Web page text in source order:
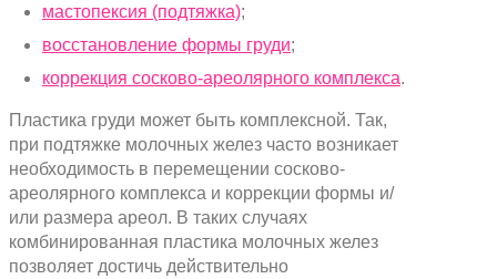
мастопексия (подтяжка);
восстановление формы груди;
коррекция сосково-ареолярного комплекса.
Пластика груди может быть комплексной. Так,
при подтяжке молочных желез часто возникает
необходимость в перемещении сосково-
ареолярного комплекса и коррекции формы и/
или размера ареол. В таких случаях
комбинированная пластика молочных желез
позволяет достичь действительно